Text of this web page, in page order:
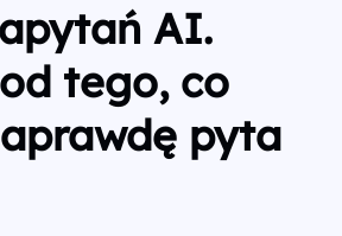
AI.
tego, co
pyta